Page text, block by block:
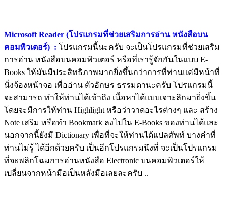
Microsoft Reader (โปรแกรมที่ช่วยเสริมการอ่าน หนังสือบน
คอมพิวเตอร์) : โปรแกรมนี้นะครับ จะเป็นโปรแกรมที่ช่วยเสริม
การอ่าน หนังสือบนคอมพิวเตอร์ หรือที่เรารู้จักกันในแบบ E-
Books ให้มันมีประสิทธิภาพมากยิ่งขึ้นกว่าการที่ท่านแค่มีหน้าที่
นั่งจ้องหน้าจอ เพื่ออ่าน ตัวอักษร ธรรมดานะครับ โปรแกรมนี้
จะสามารถ ทำให้ท่านได้เข้าถึง เนื้อหาได้แบบเจาะลึกมายิ่งขึ้น
โดยจะมีการให้ท่าน Highlight หรือว่าวาดอะไรต่างๆ และ สร้าง
Note เสริม หรือทำ Bookmark ลงไปใน E-Books ของท่านได้และ
นอกจากนี้ยังมี Dictionary เพื่อที่จะให้ท่านได้แปลศัพท์ บางคำที่
ท่านไม่รู้ ได้อีกด้วยครับ เป็นอีกโปรแกรมนึงที่ จะเป็นโปรแกรม
ที่จะพลิกโฉมการอ่านหนังสือ Electronic บนคอมพิวเตอร์ให้
เปลี่ยนจากหน้ามือเป็นหลังมือเลยละครับ ..